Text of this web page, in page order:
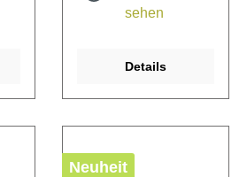
sehen
Details
Neuheit